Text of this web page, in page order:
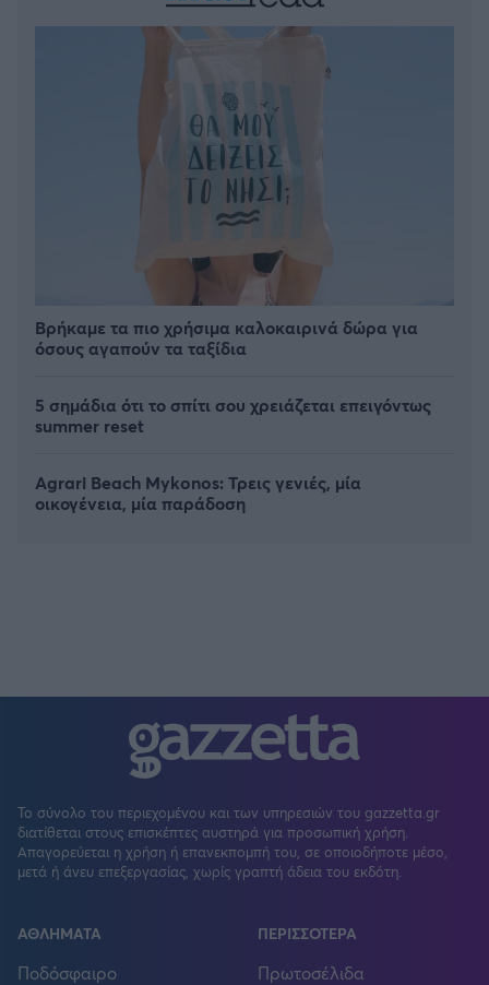
Βρήκαμε τα πιο χρήσιμα καλοκαιρινά δώρα για
όσους αγαπούν τα ταξίδια
5 σημάδια ότι το σπίτι σου χρειάζεται επειγόντως
summer reset
Agrari Beach Mykonos: Τρεις γενιές, μία
οικογένεια, μία παράδοση
Το σύνολο του περιεχομένου και των υπηρεσιών του gazzetta.gr
διατίθεται στους επισκέπτες αυστηρά για προσωπική χρήση.
Απαγορεύεται η χρήση ή επανεκπομπή του, σε οποιοδήποτε μέσο,
μετά ή άνευ επεξεργασίας, χωρίς γραπτή άδεια του εκδότη.
ΑΘΛΗΜΑΤΑ
Ποδόσφαιρο
ΠΕΡΙΣΣΟΤΕΡΑ
Πρωτοσέλιδα